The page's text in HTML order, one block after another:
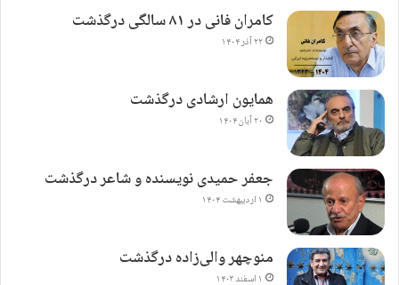
کامران فانی در ۸۱ سالگی درگذشت
۲۲ آذر ۱۴۰۴
همایون ارشادی درگذشت
۲۰ آبان ۱۴۰۴
جعفر حمیدی نویسنده و شاعر درگذشت
۱ اردیبهشت ۱۴۰۴
منوچهر والی‌زاده درگذشت
۱ اسفند ۱۴۰۳